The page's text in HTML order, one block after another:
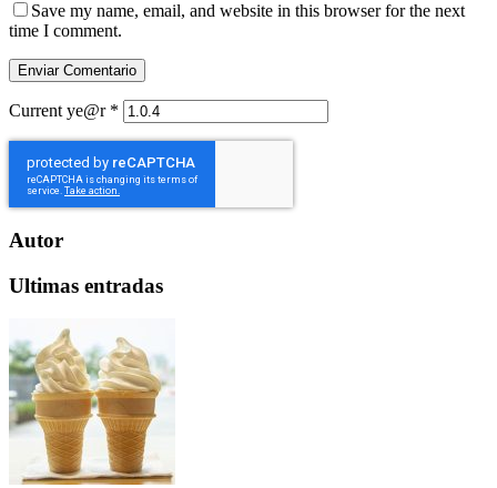
Save my name, email, and website in this browser for the next
time I comment.
Current ye@r *
Autor
Ultimas entradas